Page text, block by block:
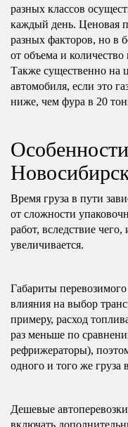
разных классов
каждый день. Ценовая
разных факторов, но в
от объема и
Также существенно на
автомобиля, если это
ниже, чем фура в 20
Время груза в пути
от сложности
работ, вследствие
увеличивается.
Габариты
влияния на выбор
примеру, расход
раз меньше по
рефрижераторы),
одного и того же груза
Дешевые
включать